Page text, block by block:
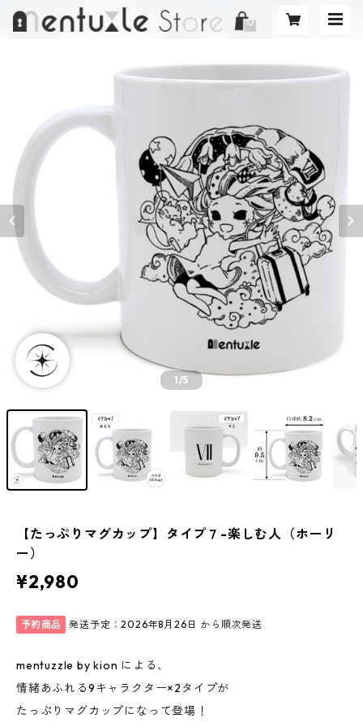
1/5
【たっぷりマグカップ】タイプ７-楽しむ人（ホーリ
ー）
¥2,980
予約商品 発送予定：2026年8月26日 から順次発送
mentuzzle by kion による、
情緒あふれる9キャラクター×2タイプが
たっぷりマグカップになって登場！